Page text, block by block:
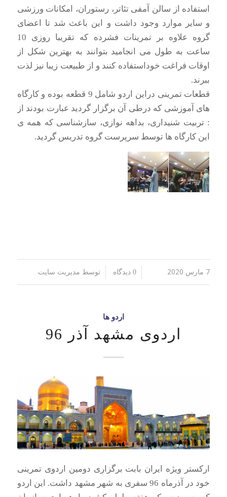
استفاده از سالن آمفی تئاتر، رستوران، امکانات ورزشی
و سایر موارد وجود داشت و این باعث شد تا اعضای
گروه علاوه بر تمرینات فشرده که تقریبا روزی 10
ساعت به طول می انجامید بتوانند به بهترین شکل از
اوقات فراغت خوداستفاده کنند و از طبیعت زیبا نیز لذت
ببرند.
قطعات تمرینی دراین اردو شامل 9 قطعه بوده و کارگاه
های آموزشی که درطی آن برگزار گردید عبارت بودند از
: تربیت شنیداری، بداهه نوازی، سازشناسی که همه ی
این کارگاه ها توسط سرپرست گروه تدریس گردید.
7 مارس 2020 / 0 دیدگاه توسط مدیریت سایت
اردو ها
اردوی مشهد آذر 96
ارکستر ویژه ایران بابت برگزاری دومین اردوی تمرینی
خود در آذرماه 96 سفری به شهر مشهد داشت. این اردو